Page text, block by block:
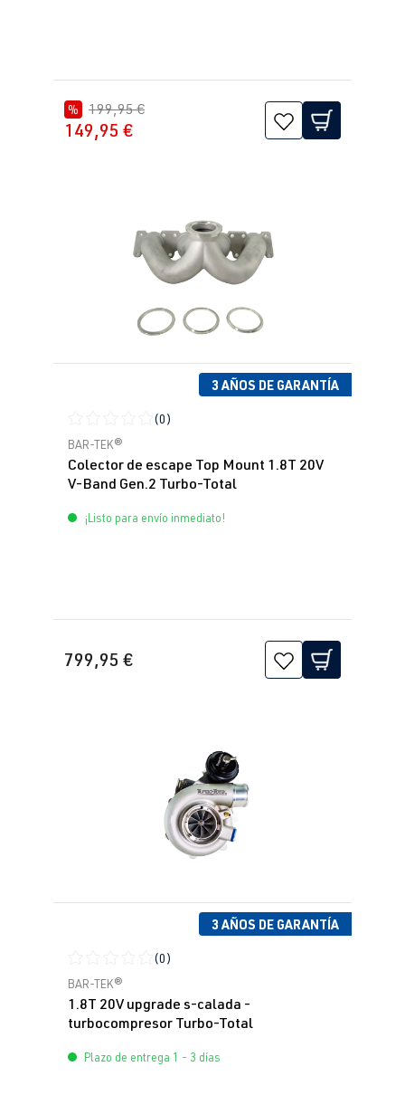
% 199,95 €
149,95 €
3 AÑOS DE GARANTÍA
Calificación promedio de 0 de 5 estrellas
(0)
BAR-TEK®
Colector de escape Top Mount 1.8T 20V
V-Band Gen.2 Turbo-Total
¡Listo para envío inmediato!
799,95 €
3 AÑOS DE GARANTÍA
Calificación promedio de 0 de 5 estrellas
(0)
BAR-TEK®
1.8T 20V upgrade s-calada -
turbocompresor Turbo-Total
Plazo de entrega 1 - 3 días